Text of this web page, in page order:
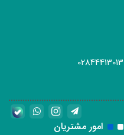
امور مشتریان